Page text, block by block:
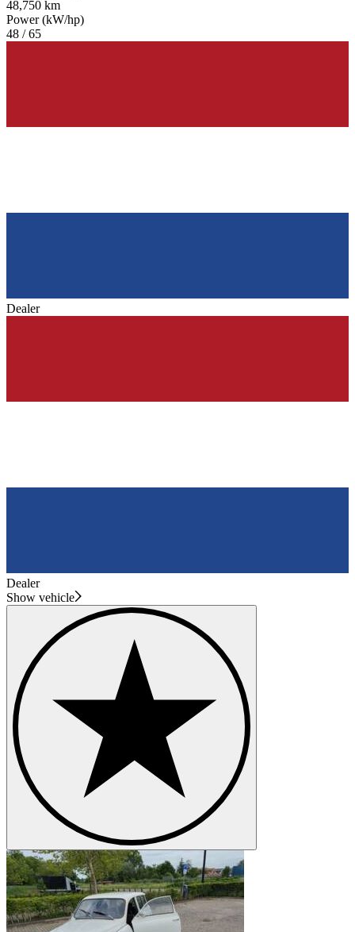
48,750 km
Power (kW/hp)
48 / 65
Dealer
Dealer
Show vehicle